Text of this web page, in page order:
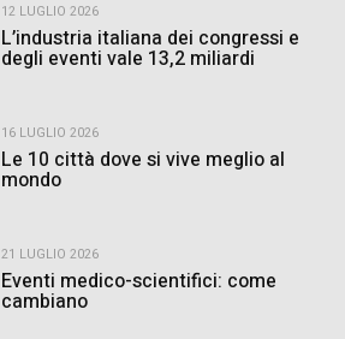
12 LUGLIO 2026
L’industria italiana dei congressi e
degli eventi vale 13,2 miliardi
16 LUGLIO 2026
Le 10 città dove si vive meglio al
mondo
21 LUGLIO 2026
Eventi medico-scientifici: come
cambiano